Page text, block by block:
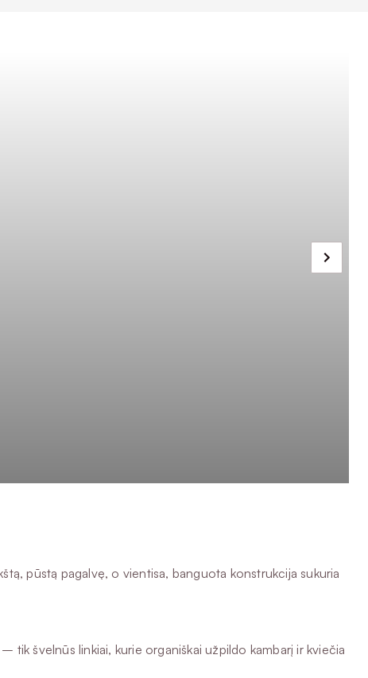
pūstą pagalvę, o vientisa, banguota konstrukcija sukuria
švelnūs linkiai, kurie organiškai užpildo kambarį ir kviečia